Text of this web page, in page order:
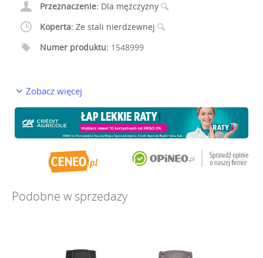
Przeznaczenie: Dla mężczyzny
Koperta: Ze stali nierdzewnej
Numer produktu: 1548999
Zobacz więcej
Podobne w sprzedaży